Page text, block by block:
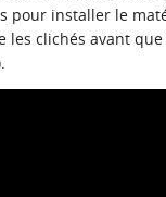
pour installer le
clichés avant que